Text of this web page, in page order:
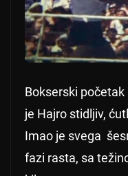
Bokserski
je Hajro stidljiv,
Imao je svega
fazi rasta, sa